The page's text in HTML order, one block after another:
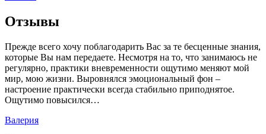
Отзывы
Прежде всего хочу поблагодарить Вас за те бесценные знания,
которые Вы нам передаете. Несмотря на то, что занимаюсь не
регулярно, практики вневременности ощутимо меняют мой
мир, мою жизни. Выровнялся эмоциональный фон –
настроение практически всегда стабильно приподнятое.
Ощутимо повысился…
Валерия